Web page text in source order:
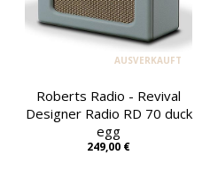
AUSVERKAUFT
Roberts Radio - Revival
Designer Radio RD 70 duck
egg
249,00 €